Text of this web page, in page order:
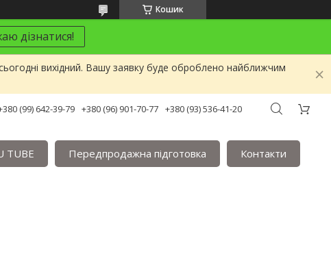
Кошик
дізнатися!
вихідний. Вашу заявку буде оброблено найближчим
(99) 642-39-79 +380 (96) 901-70-77 +380 (93) 536-41-20
TUBE Передпродажна підготовка
Контакти